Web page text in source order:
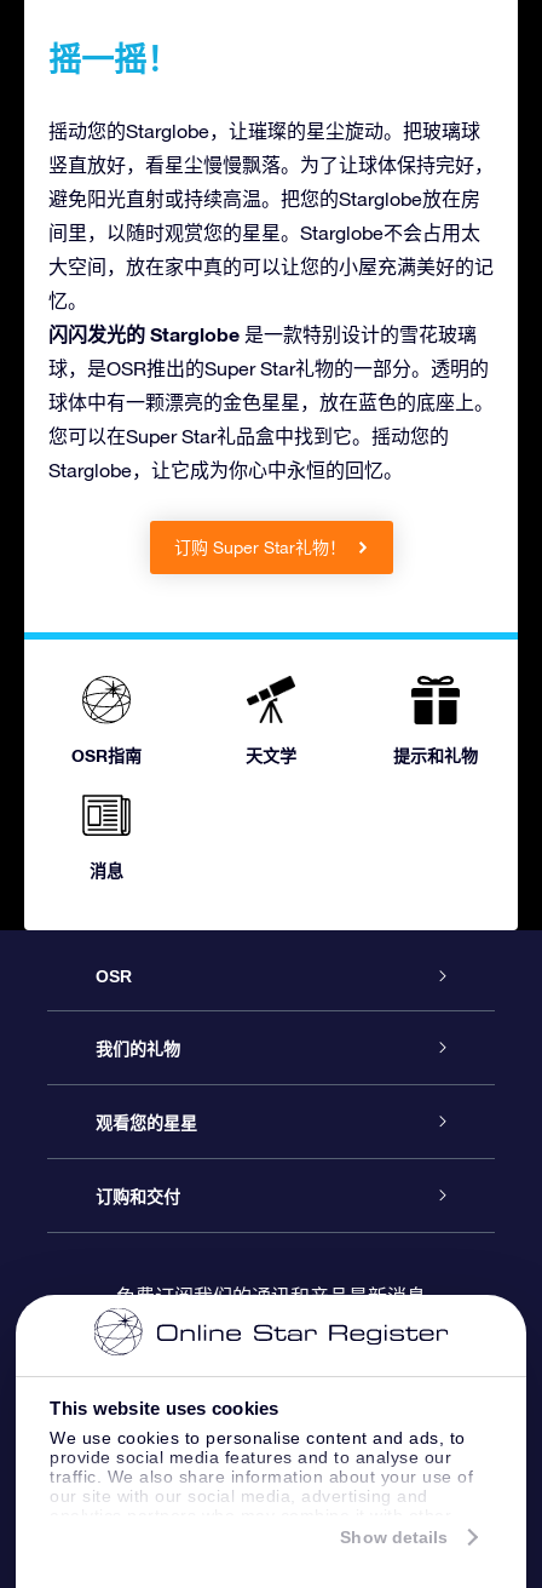
This website uses cookies
We use cookies to personalise content and ads, to
provide social media features and to analyse our
traffic. We also share information about your use of
our site with our social media, advertising and
information that you’ve provided to them or that
Show details
摇一摇！
摇动您的Starglobe，让璀璨的星尘旋动。把玻璃球
竖直放好，看星尘慢慢飘落。为了让球体保持完好，
避免阳光直射或持续高温。把您的Starglobe放在房
间里，以随时观赏您的星星。Starglobe不会占用太
大空间，放在家中真的可以让您的小屋充满美好的记
忆。
闪闪发光的 Starglobe 是一款特别设计的雪花玻璃
球，是OSR推出的Super Star礼物的一部分。透明的
球体中有一颗漂亮的金色星星，放在蓝色的底座上。
您可以在Super Star礼品盒中找到它。摇动您的
Starglobe，让它成为你心中永恒的回忆。
订购 Super Star礼物！
OSR指南 天文学 提示和礼物
消息
OSR
客户服务
联系我们
博客
评论
我们的礼物
Online Star礼物
OSR 礼物包
OSR 礼物卡
公司礼品
观看您的星星
Online Star Register
个性化的Star Page
One Million Stars
OSR Starsaver
订购和交付
付款信息
配送信息
退货政策&撤销权
免费订阅我们的通讯和产品最新消息